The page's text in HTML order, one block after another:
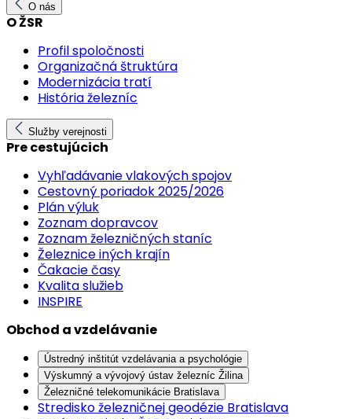
O nás
O ŽSR
Profil spoločnosti
Organizačná štruktúra
Modernizácia tratí
História železníc
Služby verejnosti
Pre cestujúcich
Vyhľadávanie vlakových spojov
Cestovný poriadok 2025/2026
Plán výluk
Zoznam dopravcov
Zoznam železničných staníc
Železnice iných krajín
Čakacie časy
Kvalita služieb
INSPIRE
Obchod a vzdelávanie
Ústredný inštitút vzdelávania a psychológie
Výskumný a vývojový ústav železníc Žilina
Železničné telekomunikácie Bratislava
Stredisko železničnej geodézie Bratislava